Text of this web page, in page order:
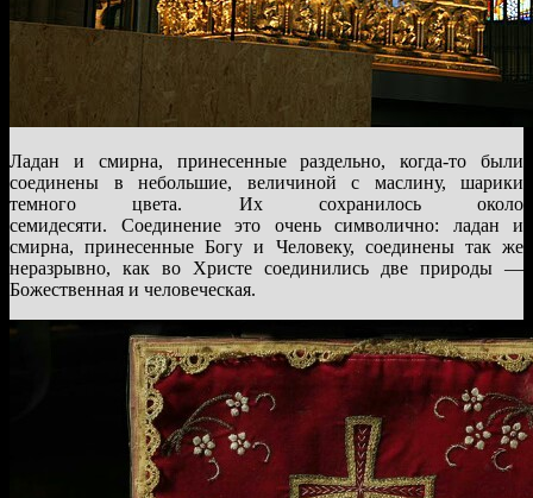
Ладан и смирна, принесенные раздельно, когда-то были
соединены в небольшие, величиной с маслину, шарики
темного цвета. Их сохранилось около
семидесяти. Соединение это очень символично: ладан и
смирна, принесенные Богу и Человеку, соединены так же
неразрывно, как во Христе соединились две природы —
Божественная и человеческая.